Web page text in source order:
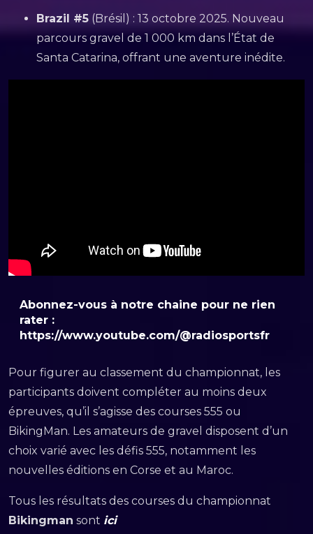
Brazil #5 (Brésil) : 13 octobre 2025. Nouveau
parcours gravel de 1 000 km dans l’État de
Santa Catarina, offrant une aventure inédite.
Abonnez-vous à notre chaine pour ne rien
rater :
https://www.youtube.com/@radiosportsfr
Pour figurer au classement du championnat, les
participants doivent compléter au moins deux
épreuves, qu’il s’agisse des courses 555 ou
BikingMan. Les amateurs de gravel disposent d’un
choix varié avec les défis 555, notamment les
nouvelles éditions en Corse et au Maroc.
Tous les résultats des courses du championnat
Bikingman sont ici